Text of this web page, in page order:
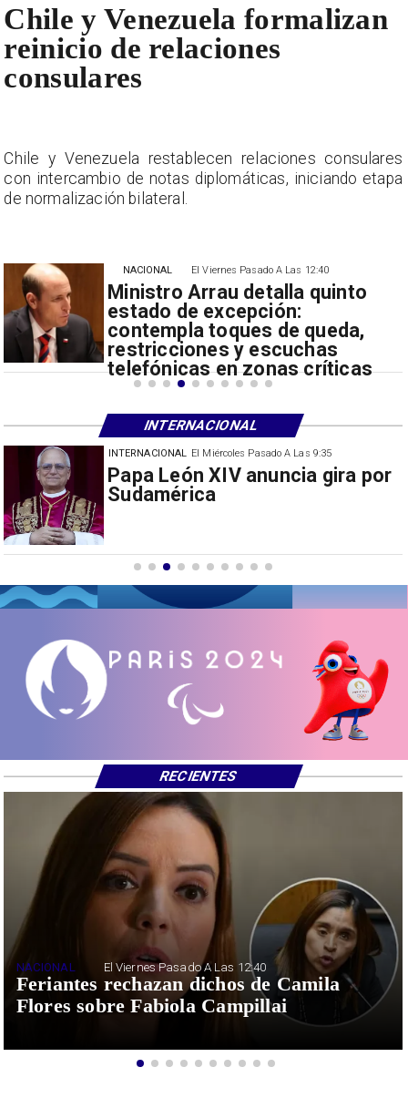
El Miércoles Pasado A Las 9:35
China restringe exportación de
drones a EEUU y sanciona
INTERNACIONAL
El Viernes Pasado A Las 12:40
Ministro Arrau detalla quinto
estado de excepción:
contempla toques de queda,
restricciones y escuchas
telefónicas en zonas críticas
NACIONAL
Chile y Venezuela formalizan
reinicio de relaciones
consulares
Chile y Venezuela restablecen relaciones consulares
con intercambio de notas diplomáticas, iniciando etapa
de normalización bilateral.
INTERNACIONAL
Feriantes rechazan dichos de Camila
Flores sobre Fabiola Campillai
NACIONAL El Viernes Pasado A Las 12:40
RECIENTES